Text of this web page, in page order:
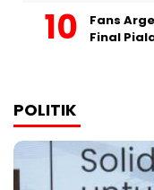
Fans
Final
POLITIK